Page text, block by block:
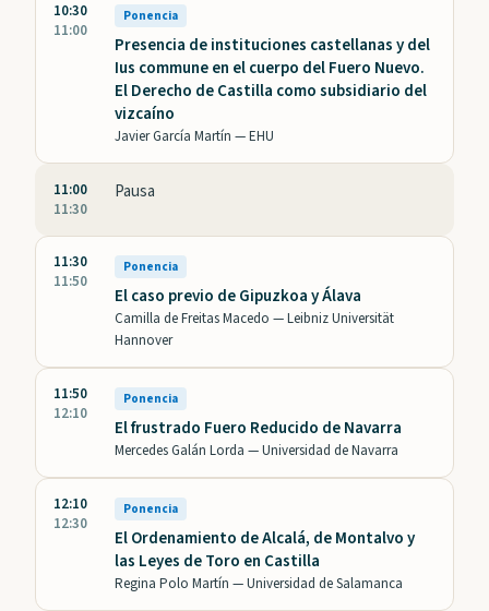
10:30
11:00
Ponencia
Presencia de instituciones castellanas y del
Ius commune en el cuerpo del Fuero Nuevo.
El Derecho de Castilla como subsidiario del
vizcaíno
Javier García Martín —EHU
11:00
11:30
Pausa
11:30
11:50
Ponencia
El caso previo de Gipuzkoa y Álava
Camilla de Freitas Macedo —Leibniz Universität
Hannover
11:50
12:10
Ponencia
El frustrado Fuero Reducido de Navarra
Mercedes Galán Lorda —Universidad de Navarra
12:10
12:30
Ponencia
El Ordenamiento de Alcalá, de Montalvo y
las Leyes de Toro en Castilla
Regina Polo Martín —Universidad de Salamanca